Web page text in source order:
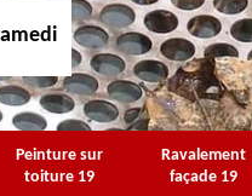
Peinture sur
toiture 19
Ravalement
façade 19